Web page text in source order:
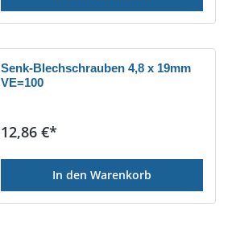
Senk-Blechschrauben 4,8 x 19mm
VE=100
Regulärer Preis:
12,86 €*
In den Warenkorb